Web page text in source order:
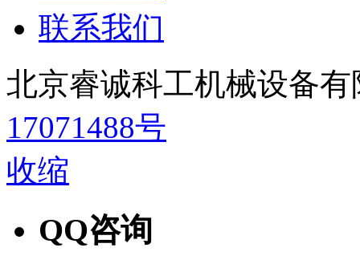
联系我们
北京睿诚科工机械设备
17071488号
收缩
QQ咨询